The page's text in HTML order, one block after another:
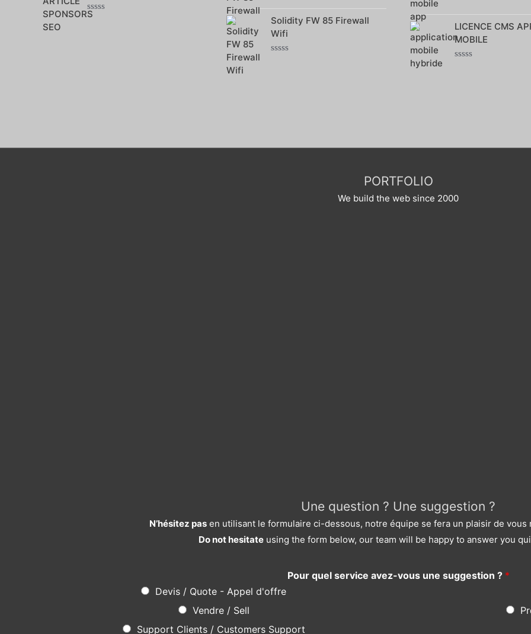
Note
sur
5
Solidity FW 85 Firewall
Wifi
sur
5
LICENCE CMS
MOBILE
PORTFOLIO
We build the web since 2000
Une question ? Une suggestion ?
N’hésitez pas en utilisant le formulaire ci-dessous, notre équipe se fera un plaisir de vous
Do not hesitate using the form below, our team will be happy to answer you
Pour quel service avez-vous une suggestion ? *
Devis / Quote - Appel d'offre
Vendre / Sell
Support Clients / Customers Support